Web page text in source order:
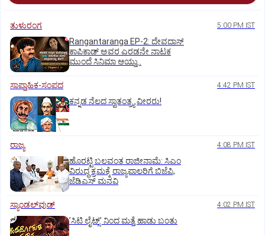
ತುಳುರಂಗ 5:00 PM IST
Rangantaranga EP-2: ದೇವದಾಸ್
ಕಾಪಿಕಾಡ್‌ ಅವರ ಎರಡನೇ ನಾಟಕ
ಮುಂದೆ ಸಿನಿಮಾ ಆಯ್ತು..
ಸಾಪ್ತಾಹಿಕ-ಸಂಪದ 4:42 PM IST
ಕನ್ನಡ ನೆಲದ ಸ್ವಾತಂತ್ರ್ಯ ವೀರರು!
ರಾಜ್ಯ 4:08 PM IST
ಹೊರಟ್ಟಿ ಬಲವಂತ ರಾಜೀನಾಮೆ: ಸಿಎಂ
ವಿರುದ್ಧ ಕ್ರಮಕ್ಕೆ ರಾಜ್ಯಪಾಲರಿಗೆ ಬಿಜೆಪಿ,
ಜೆಡಿಎಸ್ ಮನವಿ
ಸ್ಯಾಂಡಲ್‌ವುಡ್‌ 4:02 PM IST
ʼಸಿಟಿ ಲೈಟ್ಸ್‌ʼ ನಿಂದ ಮತ್ತೆ ಹಾಡು ಬಂತು